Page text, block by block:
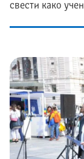
свести како